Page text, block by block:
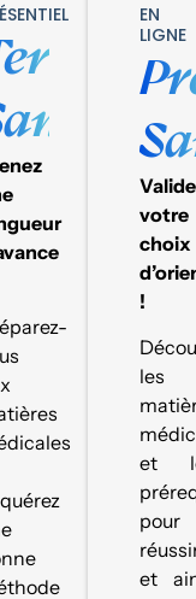
EN
LIGNE
votre
choix
!
les
et
pour
et